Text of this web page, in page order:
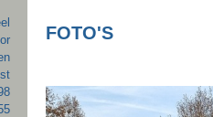
FOTO'S